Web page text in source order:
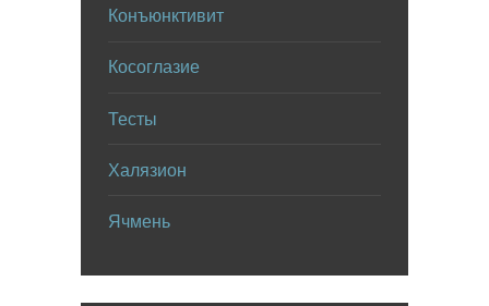
Конъюнктивит
Косоглазие
Тесты
Халязион
Ячмень